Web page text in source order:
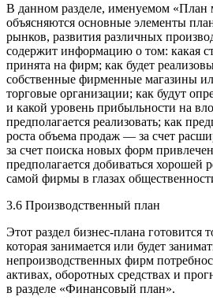
В данном разделе, именуемом «План
объясняются основные элементы
рынков, развития различных
содержит информацию о том: какая
принята на фирм; как будет
собственные фирменные магазины
торговые организации; как будут
и какой уровень прибыльности на
предполагается реализовать; как
роста объема продаж — за счет
за счет поиска новых форм
предполагается добиваться хорошей
самой фирмы в глазах
3.6 Производственный план
Этот раздел бизнес-плана готовится
которая занимается или будет
непроизводственных фирм
активах, оборотных средствах и
в разделе «Финансовый план».